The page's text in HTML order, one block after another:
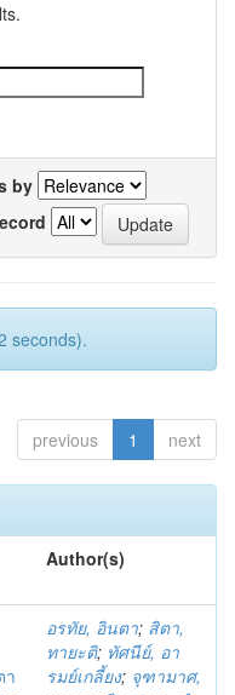
by
seconds).
previous 1 next
Author(s)
า
อรทัย, อินตา; สิตา,
ทายะติ; ทัศนีย์, อา
รมย์เกลี้ยง; จุฑามาศ,